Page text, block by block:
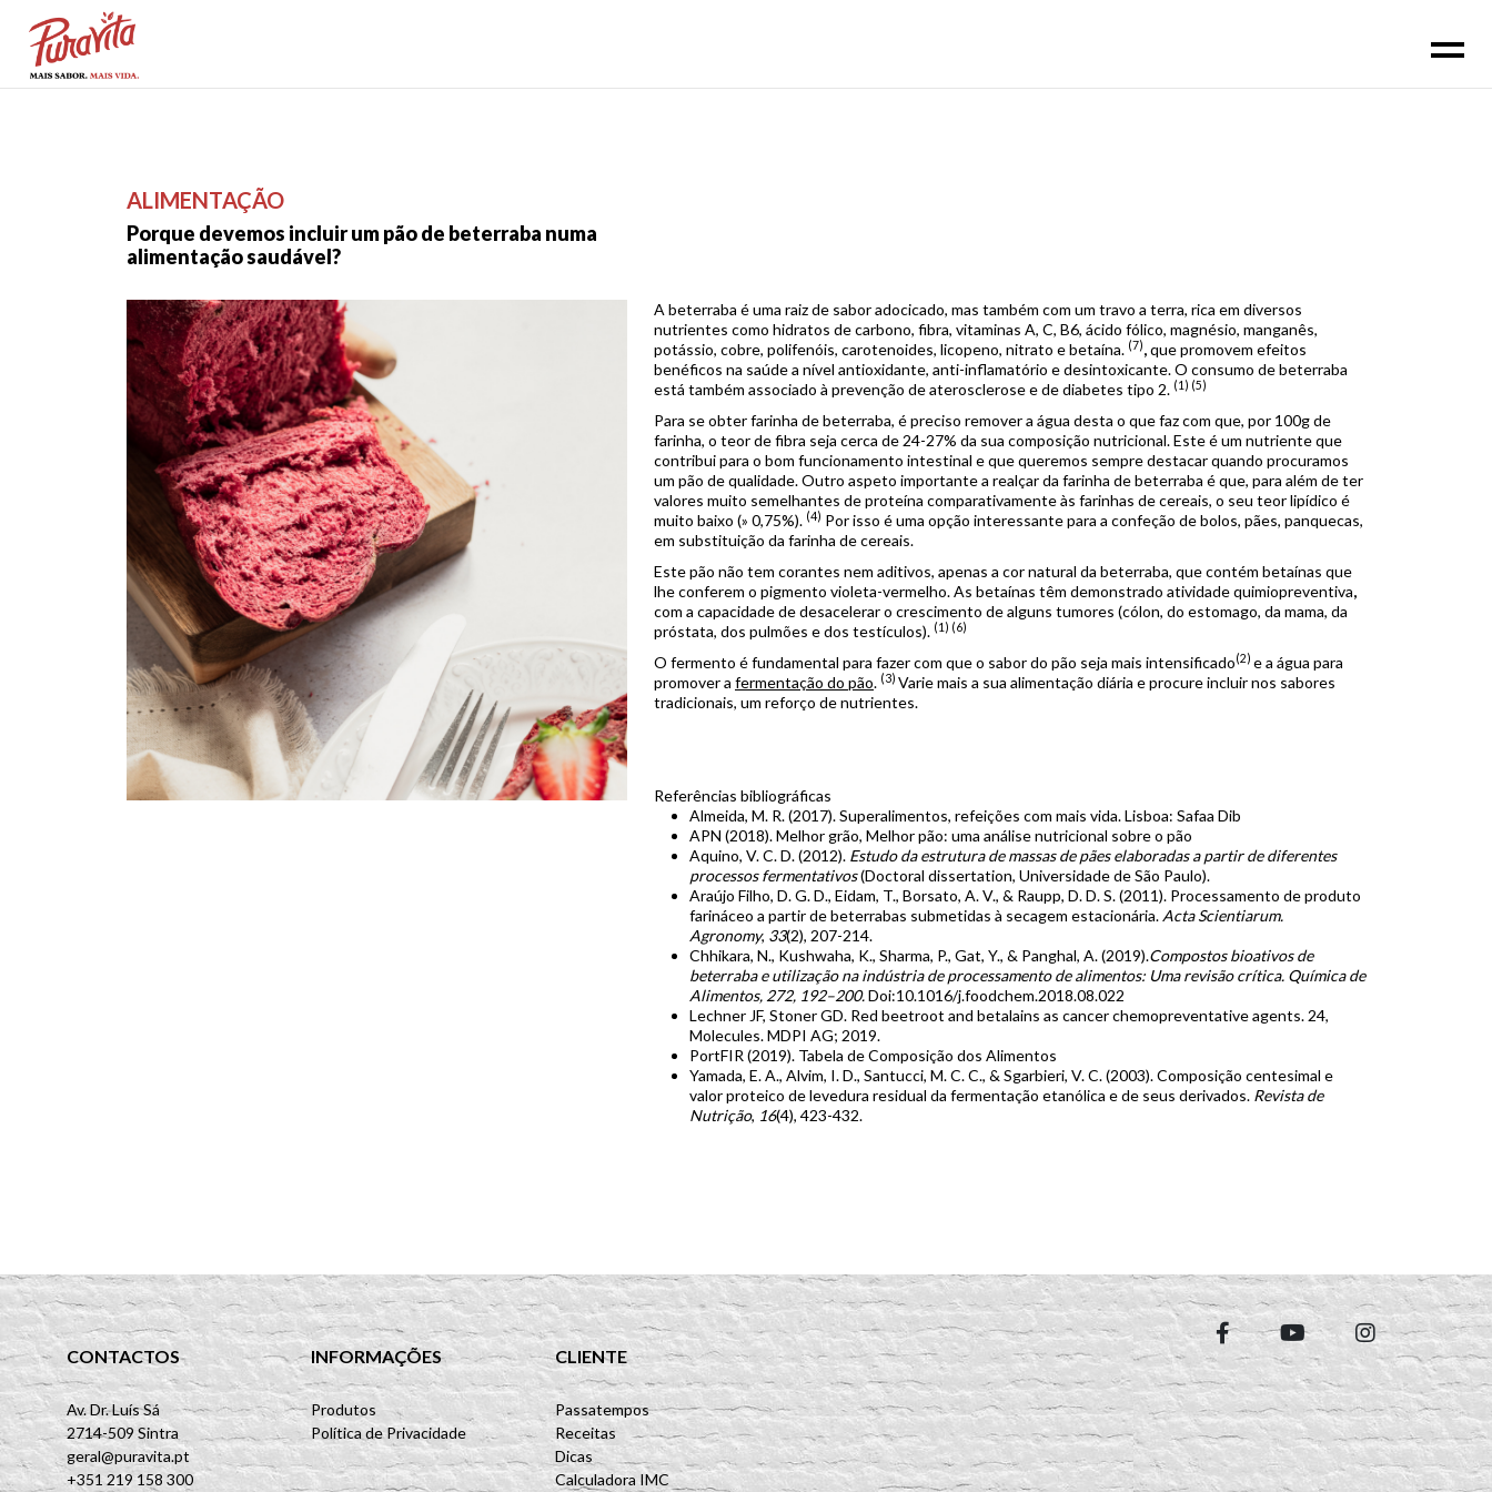
ALIMENTAÇÃO
Porque devemos incluir um pão de beterraba numa
alimentação saudável?
A beterraba é uma raiz de sabor adocicado, mas também com um travo a terra, rica em diversos
nutrientes como hidratos de carbono, fibra, vitaminas A, C, B6, ácido fólico, magnésio, manganês,
potássio, cobre, polifenóis, carotenoides, licopeno, nitrato e betaína. (7),que promovem efeitos
benéficos na saúde a nível antioxidante, anti-inflamatório e desintoxicante. O consumo de beterraba
está também associado à prevenção de aterosclerose e de diabetes tipo 2. (1) (5)
Para se obter farinha de beterraba, é preciso remover a água desta o que faz com que, por 100g de
farinha, o teor de fibra seja cerca de 24-27% da sua composição nutricional. Este é um nutriente que
contribui para o bom funcionamento intestinal e que queremos sempre destacar quando procuramos
um pão de qualidade. Outro aspeto importante a realçar da farinha de beterraba é que, para além de ter
valores muito semelhantes de proteína comparativamente às farinhas de cereais, o seu teor lipídico é
muito baixo (» 0,75%). (4) Por isso é uma opção interessante para a confeção de bolos, pães, panquecas,
em substituição da farinha de cereais.
Este pão não tem corantes nem aditivos, apenas a cor natural da beterraba, que contém betaínas que
lhe conferem o pigmento violeta-vermelho. As betaínas têm demonstrado atividade quimiopreventiva,
com a capacidade de desacelerar o crescimento de alguns tumores (cólon, do estomago, da mama, da
próstata, dos pulmões e dos testículos). (1) (6)
O fermento é fundamental para fazer com que o sabor do pão seja mais intensificado(2) e a água para
promover a fermentação do pão. (3) Varie mais a sua alimentação diária e procure incluir nos sabores
tradicionais, um reforço de nutrientes.
Referências bibliográficas
Almeida, M. R. (2017). Superalimentos, refeições com mais vida. Lisboa: Safaa Dib
APN (2018). Melhor grão, Melhor pão: uma análise nutricional sobre o pão
Aquino, V. C. D. (2012). Estudo da estrutura de massas de pães elaboradas a partir de diferentes
processos fermentativos(Doctoral dissertation, Universidade de São Paulo).
Araújo Filho, D. G. D., Eidam, T., Borsato, A. V., & Raupp, D. D. S. (2011). Processamento de produto
farináceo a partir de beterrabas submetidas à secagem estacionária. Acta Scientiarum.
Agronomy, 33(2), 207-214.
Chhikara, N., Kushwaha, K., Sharma, P., Gat, Y., & Panghal, A. (2019).Compostos bioativos de
beterraba e utilização na indústria de processamento de alimentos: Uma revisão crítica. Química de
Alimentos, 272, 192–200.Doi:10.1016/j.foodchem.2018.08.022
Lechner JF, Stoner GD. Red beetroot and betalains as cancer chemopreventative agents. 24,
Molecules. MDPI AG; 2019.
PortFIR (2019). Tabela de Composição dos Alimentos
Yamada, E. A., Alvim, I. D., Santucci, M. C. C., & Sgarbieri, V. C. (2003). Composição centesimal e
valor proteico de levedura residual da fermentação etanólica e de seus derivados. Revista de
Nutrição, 16(4), 423-432.
CONTACTOS
Av. Dr. Luís Sá
2714-509 Sintra
geral@puravita.pt
+351 219 158 300
INFORMAÇÕES
Produtos
Política de Privacidade
CLIENTE
Passatempos
Receitas
Dicas
Calculadora IMC